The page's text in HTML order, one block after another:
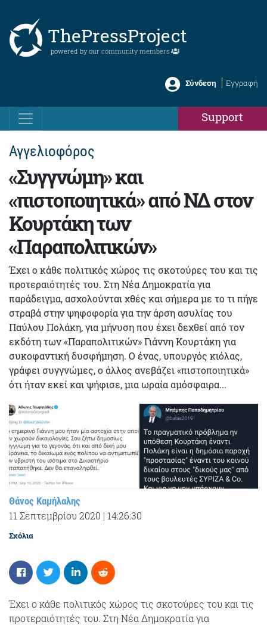
ThePressProject
powered by our community members
Σύνδεση Εγγραφή
Support
Αγγελιοφόρος
«Συγγνώμη» και
«πιστοποιητικά» από ΝΔ στον
Κουρτάκη των
«Παραπολιτικών»
Έχει ο κάθε πολιτικός χώρος τις σκοτούρες του και τις
προτεραιότητές του. Στη Νέα Δημοκρατία για
παράδειγμα, ασχολούνται χθές και σήμερα με το τι πήγε
στραβά στην ψηφοφορία για την άρση ασυλίας του
Παύλου Πολάκη, για μήνυση που έχει δεχθεί από τον
εκδότη των «Παραπολιτικών» Γιάννη Κουρτάκη για
συκοφαντική δυσφήμηση. Ο ένας, υπουργός κιόλας,
γράφει συγγνώμες, ο άλλος ανεβάζει «πιστοποιητικά»
ότι ήταν εκεί και ψήφισε, μια ωραία αμόσφαιρα...
Θάνος Καμήλαλης
11 Σεπτεμβρίου 2020 | 14:26:30
Σχόλια
Έχει ο κάθε πολιτικός χώρος τις σκοτούρες του και τις
προτεραιότητές του. Στη Νέα Δημοκρατία για